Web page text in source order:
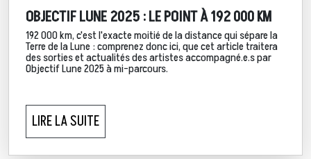
OBJECTIF LUNE 2025 : LE POINT À 192 000 KM
192 000 km, c'est l'exacte moitié de la distance qui sépare la
Terre de la Lune : comprenez donc ici, que cet article traitera
des sorties et actualités des artistes accompagné.e.s par
Objectif Lune 2025 à mi-parcours.
LIRE LA SUITE